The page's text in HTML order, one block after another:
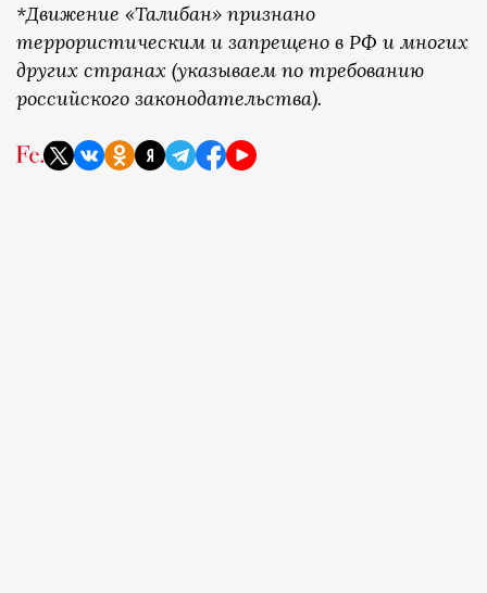
*Движение «Талибан» признано
террористическим и запрещено в РФ и многих
других странах (указываем по требованию
российского законодательства).